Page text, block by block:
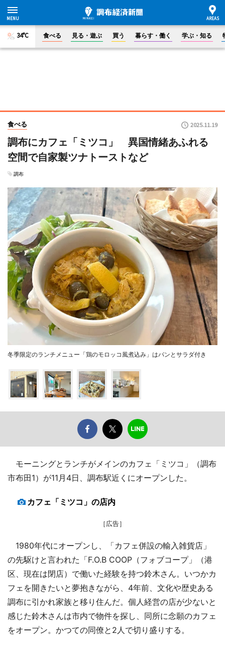
34°C 食べる 見る・遊ぶ 買う 暮らす・働く 学ぶ・知る
食べる 2025.11.19
調布にカフェ「ミツコ」 異国情緒あふれる
空間で自家製ツナトーストなど
調布
冬季限定のランチメニュー「鶏のモロッコ風煮込み」はパンとサラダ付き
モーニングとランチがメインのカフェ「ミツコ」（調布
市布田1）が11月4日、調布駅近くにオープンした。
カフェ「ミツコ」の店内
［広告］
1980年代にオープンし、「カフェ併設の輸入雑貨店」
の先駆けと言われた「F.O.B COOP（フォブコープ」（港
区、現在は閉店）で働いた経験を持つ鈴木さん。いつかカ
フェを開きたいと夢抱きながら、4年前、文化や歴史ある
調布に引かれ家族と移り住んだ。個人経営の店が少ないと
感じた鈴木さんは市内で物件を探し、同所に念願のカフェ
をオープン。かつての同僚と2人で切り盛りする。